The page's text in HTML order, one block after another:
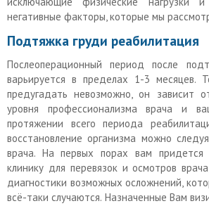
негативные факторы, которые мы
Подтяжка груди реабилитация
Послеоперационный период после
варьируется в пределах 1-3 месяцев.
предугадать невозможно, он зависит
уровня профессионализма врача и
протяжении всего периода
восстановление организма можно
врача. На первых порах вам придется
клинику для перевязок и осмотров
диагностики возможных осложнений,
всё-таки случаются. Назначенные Вам